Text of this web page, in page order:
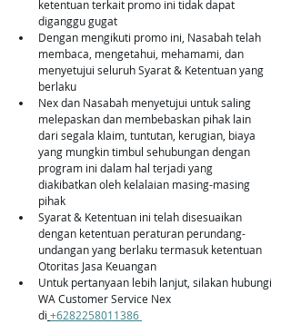
ketentuan terkait promo ini tidak dapat
diganggu gugat
Dengan mengikuti promo ini, Nasabah telah
membaca, mengetahui, mehamami, dan
menyetujui seluruh Syarat & Ketentuan yang
berlaku
Nex dan Nasabah menyetujui untuk saling
melepaskan dan membebaskan pihak lain
dari segala klaim, tuntutan, kerugian, biaya
yang mungkin timbul sehubungan dengan
program ini dalam hal terjadi yang
diakibatkan oleh kelalaian masing-masing
pihak
Syarat & Ketentuan ini telah disesuaikan
dengan ketentuan peraturan perundang-
undangan yang berlaku termasuk ketentuan
Otoritas Jasa Keuangan
Untuk pertanyaan lebih lanjut, silakan hubungi
WA Customer Service Nex
di +6282258011386